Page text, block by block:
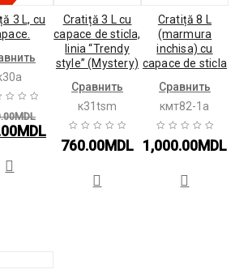
3 L, cu
MDL
price
MDL
Current
price
590.00MDL.
Cratiță 3 L cu
сapace de sticla,
linia “Trendy
style” (Mystery)
Сравнить
к31tsm
760.00MDL
Cratiță 8 L
(marmura
inchisa) cu
сapace de sticla
Сравнить
кмт82-1а
1,000.00MDL